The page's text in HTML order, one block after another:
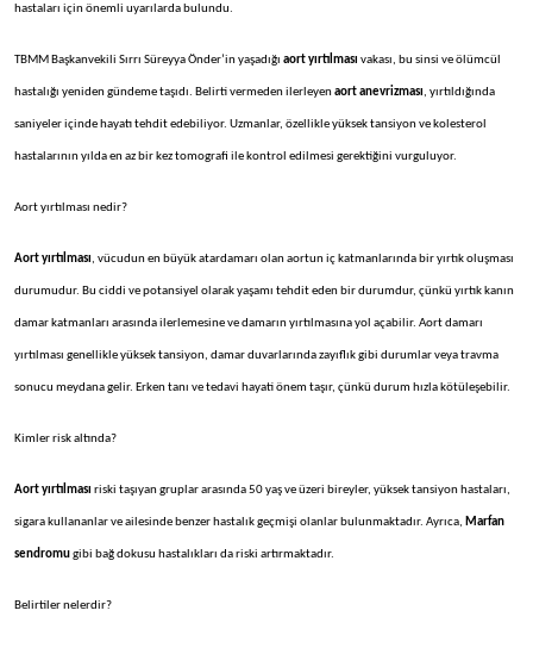
hastaları için önemli uyarılarda bulundu.
TBMM Başkanvekili Sırrı Süreyya Önder’in yaşadığı aort yırtılması vakası, bu sinsi ve ölümcül
hastalığı yeniden gündeme taşıdı. Belirti vermeden ilerleyenaort anevrizması, yırtıldığında
saniyeler içinde hayatı tehdit edebiliyor. Uzmanlar, özellikle yüksek tansiyon ve kolesterol
hastalarının yılda en az bir kez tomografi ile kontrol edilmesi gerektiğini vurguluyor.​
Aort yırtılması nedir?
Aort yırtılması, vücudun en büyük atardamarı olan aortun iç katmanlarında bir yırtık oluşması
durumudur. Bu ciddi ve potansiyel olarak yaşamı tehdit eden bir durumdur, çünkü yırtık kanın
damar katmanları arasında ilerlemesine ve damarın yırtılmasına yol açabilir. Aort damarı
yırtılması genellikle yüksek tansiyon, damar duvarlarında zayıflık gibi durumlar veya travma
sonucu meydana gelir. Erken tanı ve tedavi hayati önem taşır, çünkü durum hızla kötüleşebilir.
Kimler risk altında?
Aort yırtılması riski taşıyan gruplar arasında 50 yaş ve üzeri bireyler, yüksek tansiyon hastaları,
sigara kullananlar ve ailesinde benzer hastalık geçmişi olanlar bulunmaktadır. Ayrıca, Marfan
sendromugibi bağ dokusu hastalıkları da riski artırmaktadır.
Belirtiler nelerdir?